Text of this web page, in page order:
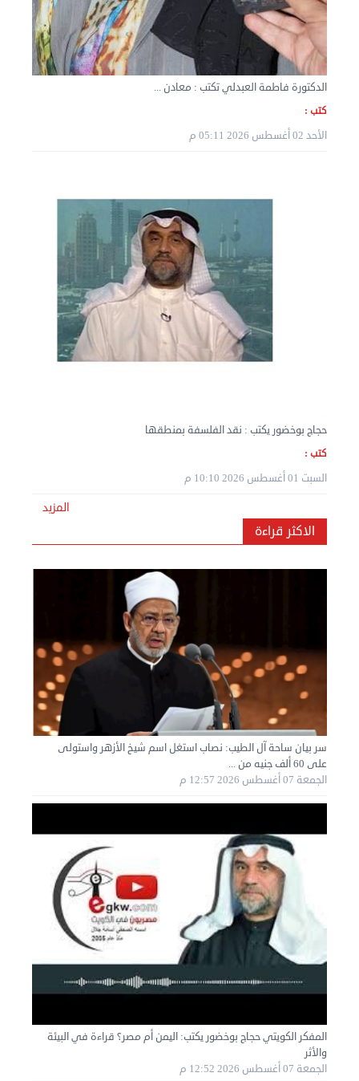
الثلاثاء 03 سبتمبر 2024 07:06 م
نقل عفش المنطقه العاشره 50636444 فك وتركيب ...
نقل عفش المنطقه العاشره 50636444 فك وتركيب ...
الإثنين 02 سبتمبر 2024 05:01 م
نقل عفش الكويت 50636444 فك وتركيب ايكيا محلي ...
نقل عفش الكويت 50636444 فك وتركيب ايكيا محلي ...
السبت 31 أغسطس 2024 06:31 م
الدكتورة فاطمة العبدلي تكتب : معادن ...
كتب :
الأحد 02 أغسطس 2026 05:11 م
حجاج بوخضور يكتب : نقد الفلسفة بمنطقها
كتب :
السبت 01 أغسطس 2026 10:10 م
المزيد
الاكثر قراءة
سر بيان ساحة آل الطيب: نصاب استغل اسم شيخ الأزهر واستولى
على 60 ألف جنيه من ...
الجمعة 07 أغسطس 2026 12:57 م
المفكر الكويتي حجاج بوخضور يكتب: اليمن أم مصر؟ قراءة في البيئة
والأثر
الجمعة 07 أغسطس 2026 12:52 م